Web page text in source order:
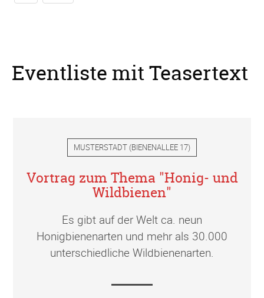
Eventliste mit Teasertext
MUSTERSTADT (BIENENALLEE 17)
Vortrag zum Thema "Honig- und
Wildbienen"
Es gibt auf der Welt ca. neun
Honigbienenarten und mehr als 30.000
unterschiedliche Wildbienenarten.